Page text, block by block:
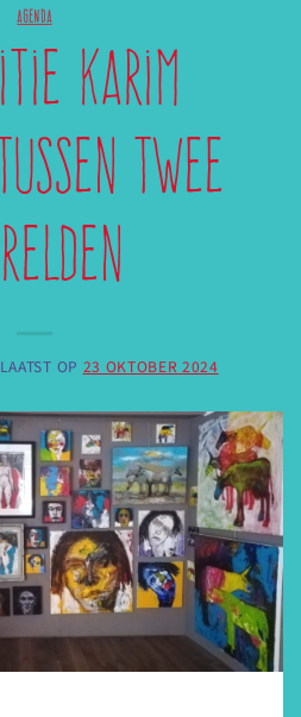
AGENDA
Karim
Twee
OP 23 OKTOBER 2024